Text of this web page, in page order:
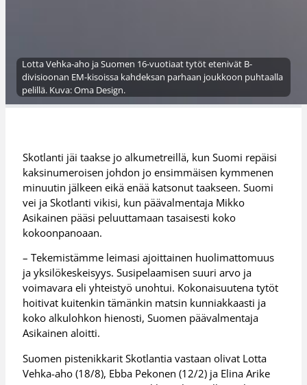
Lotta Vehka-aho ja Suomen 16-vuotiaat tytöt etenivät B-
divisioonan EM-kisoissa kahdeksan parhaan joukkoon puhtaalla
pelillä. Kuva: Oma Design.
Skotlanti jäi taakse jo alkumetreillä, kun Suomi repäisi
kaksinumeroisen johdon jo ensimmäisen kymmenen
minuutin jälkeen eikä enää katsonut taakseen. Suomi
vei ja Skotlanti vikisi, kun päävalmentaja Mikko
Asikainen pääsi peluuttamaan tasaisesti koko
kokoonpanoaan.
– Tekemistämme leimasi ajoittainen huolimattomuus
ja yksilökeskeisyys. Susipelaamisen suuri arvo ja
voimavara eli yhteistyö unohtui. Kokonaisuutena tytöt
hoitivat kuitenkin tämänkin matsin kunniakkaasti ja
koko alkulohkon hienosti, Suomen päävalmentaja
Asikainen aloitti.
Suomen pistenikkarit Skotlantia vastaan olivat Lotta
Vehka-aho (18/8), Ebba Pekonen (12/2) ja Elina Arike